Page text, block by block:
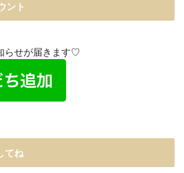
ント
らせが届きます♡
てね